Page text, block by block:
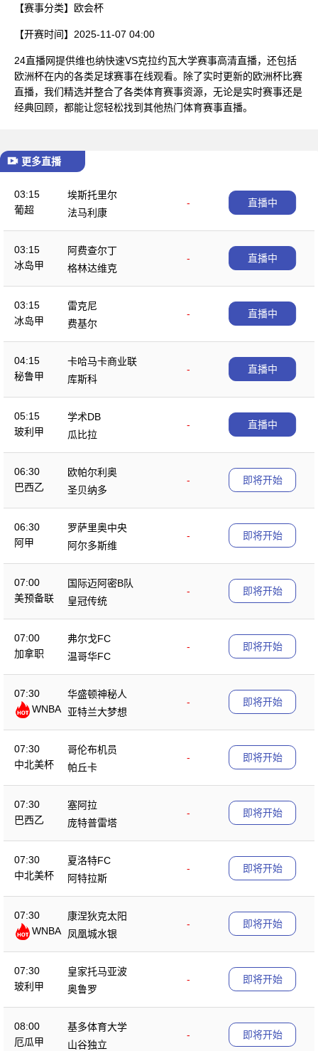
【赛事分类】 欧会杯
【开赛时间】 2025-11-07 04:00
24直播网提供维也纳快速VS克拉约瓦大学赛事高清直播，还包括
欧洲杯在内的各类足球赛事在线观看。除了实时更新的欧洲杯比赛
直播，我们精选并整合了各类体育赛事资源，无论是实时赛事还是
经典回顾，都能让您轻松找到其他热门体育赛事直播。
更多直播
03:15
葡超
埃斯托里尔
-
法马利康
直播中
03:15
冰岛甲
阿费查尔丁
-
格林达维克
直播中
03:15
冰岛甲
雷克尼
-
费基尔
直播中
04:15
秘鲁甲
卡哈马卡商业联
-
库斯科
直播中
05:15
玻利甲
学术DB
-
瓜比拉
直播中
06:30
巴西乙
欧帕尔利奥
-
圣贝纳多
即将开始
06:30
阿甲
罗萨里奥中央
-
阿尔多斯维
即将开始
07:00
美预备联
国际迈阿密B队
-
皇冠传统
即将开始
07:00
加拿职
弗尔戈FC
-
温哥华FC
即将开始
07:30
WNBA
华盛顿神秘人
-
亚特兰大梦想
即将开始
07:30
中北美杯
哥伦布机员
-
帕丘卡
即将开始
07:30
巴西乙
塞阿拉
-
庞特普雷塔
即将开始
07:30
中北美杯
夏洛特FC
-
阿特拉斯
即将开始
07:30
WNBA
康涅狄克太阳
-
凤凰城水银
即将开始
07:30
玻利甲
皇家托马亚波
-
奥鲁罗
即将开始
08:00
厄瓜甲
基多体育大学
-
山谷独立
即将开始